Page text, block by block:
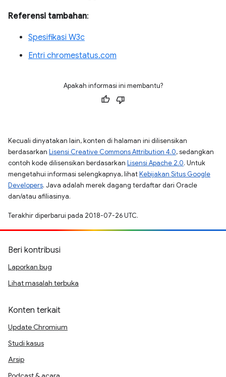
Referensi tambahan:
Spesifikasi W3c
Entri chromestatus.com
Apakah informasi ini membantu?
Kecuali dinyatakan lain, konten di halaman ini dilisensikan
berdasarkan Lisensi Creative Commons Attribution 4.0, sedangkan
contoh kode dilisensikan berdasarkan Lisensi Apache 2.0. Untuk
mengetahui informasi selengkapnya, lihatKebijakan Situs Google
Developers. Java adalah merek dagang terdaftar dari Oracle
dan/atau afiliasinya.
Terakhir diperbarui pada 2018-07-26 UTC.
Beri kontribusi
Laporkan bug
Lihat masalah terbuka
Konten terkait
Update Chromium
Studi kasus
Arsip